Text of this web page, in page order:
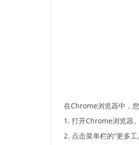
在Chrome浏览器中，
1. 打开Chrome浏览器。
2. 点击菜单栏的“更多